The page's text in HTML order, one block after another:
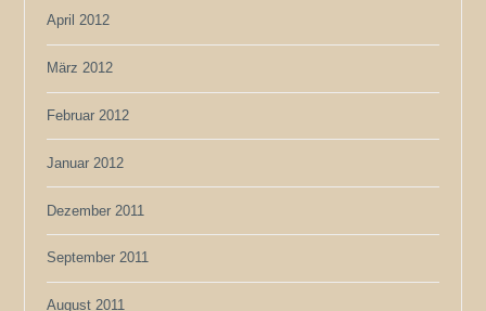
April 2012
März 2012
Februar 2012
Januar 2012
Dezember 2011
September 2011
August 2011